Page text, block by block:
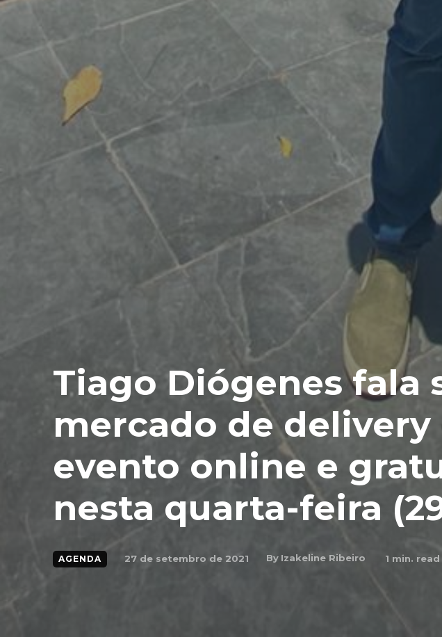
Tiago Diógenes fala
mercado de delivery
evento online e
nesta quarta-feira
AGENDA 27 de setembro de 2021 By Izakeline Ribeiro 1 min. read